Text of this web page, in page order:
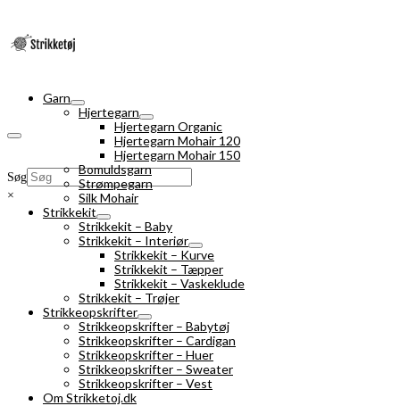
Søg
×
Garn
Hjertegarn
Hjertegarn Organic
Hjertegarn Mohair 120
Hjertegarn Mohair 150
Bomuldsgarn
Strømpegarn
Silk Mohair
Strikkekit
Strikkekit – Baby
Strikkekit – Interiør
Strikkekit – Kurve
Strikkekit – Tæpper
Strikkekit – Vaskeklude
Strikkekit – Trøjer
Strikkeopskrifter
Strikkeopskrifter – Babytøj
Strikkeopskrifter – Cardigan
Strikkeopskrifter – Huer
Strikkeopskrifter – Sweater
Strikkeopskrifter – Vest
Om Strikketoj.dk